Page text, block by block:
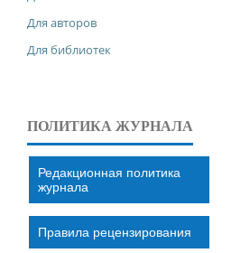
Для авторов
Для библиотек
ПОЛИТИКА ЖУРНАЛА
Редакционная политика
журнала
Правила рецензирования